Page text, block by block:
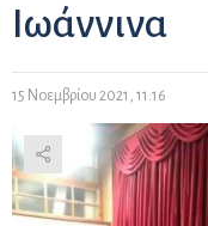
Ιωάννινα
15 Νοεμβρίου 2021, 11:16